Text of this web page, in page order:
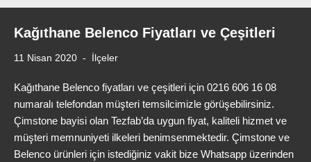
Kağıthane Belenco Fiyatları ve Çeşitleri
11 Nisan 2020 İlçeler
Kağıthane Belenco fiyatları ve çeşitleri için 0216 606 16 08
numaralı telefondan müşteri temsilcimizle görüşebilirsiniz.
Çimstone bayisi olan Tezfab’da uygun fiyat, kaliteli hizmet ve
müşteri memnuniyeti ilkeleri benimsenmektedir. Çimstone ve
Belenco ürünleri için istediğiniz vakit bize Whatsapp üzerinden